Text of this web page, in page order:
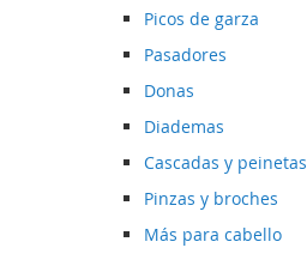
Picos de garza
Pasadores
Donas
Diademas
Cascadas y peinetas
Pinzas y broches
Más para cabello